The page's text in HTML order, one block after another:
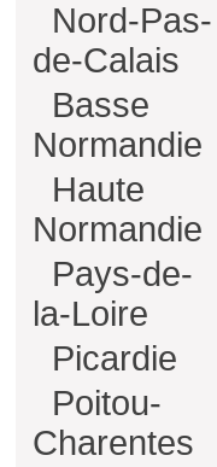
Nord-Pas-
de-Calais
Basse
Normandie
Haute
Normandie
Pays-de-
la-Loire
Picardie
Poitou-
Charentes